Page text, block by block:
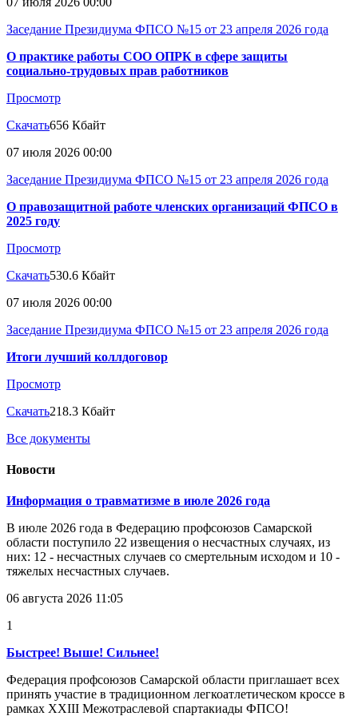
Заседание Президиума ФПСО №15 от 23 апреля 2026 года
О практике работы СОО ОПРК в сфере защиты
социально-трудовых прав работников
Просмотр
Скачать656 Кбайт
07 июля 2026 00:00
Заседание Президиума ФПСО №15 от 23 апреля 2026 года
О правозащитной работе членских организаций ФПСО в
2025 году
Просмотр
Скачать530.6 Кбайт
07 июля 2026 00:00
Заседание Президиума ФПСО №15 от 23 апреля 2026 года
Итоги лучший коллдоговор
Просмотр
Скачать218.3 Кбайт
Все документы
Новости
Информация о травматизме в июле 2026 года
В июле 2026 года в Федерацию профсоюзов Самарской
области поступило 22 извещения о несчастных случаях, из
них: 12 - несчастных случаев со смертельным исходом и 10 -
тяжелых несчастных случаев.
06 августа 2026 11:05
1
Быстрее! Выше! Сильнее!
Федерация профсоюзов Самарской области приглашает всех
принять участие в традиционном легкоатлетическом кроссе в
рамках XXIII Межотраслевой спартакиады ФПСО!